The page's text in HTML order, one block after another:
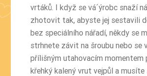
vrtáků. I když se vá´ýrobc snaží
zhotovit tak, abyste jej sestavili
bez speciálního nářadí, někdy se
strhnete závit na šroubu nebo se
přílišným utahovacím momentem
křehký kalený vrut vejpůl a